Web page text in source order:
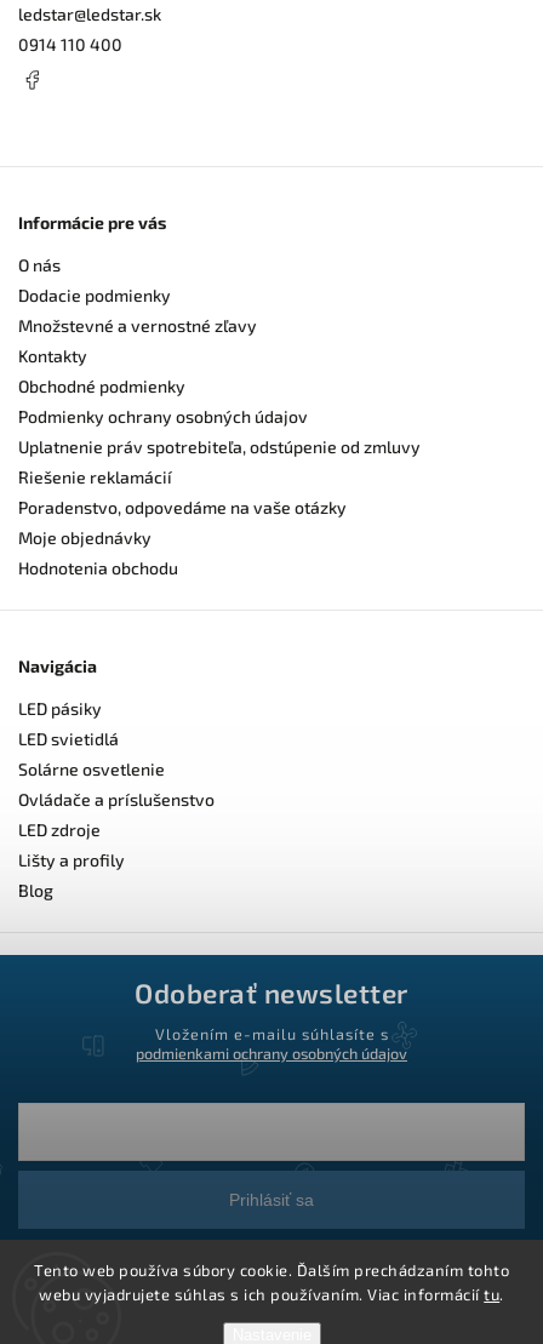
Tento web používa súbory cookie. Ďalším prechádzaním tohto
webu vyjadrujete súhlas s ich používaním. Viac informáciítu.
ledstar@ledstar.sk
0914 110 400
Informácie pre vás
O nás
Dodacie podmienky
Množstevné a vernostné zľavy
Kontakty
Obchodné podmienky
Podmienky ochrany osobných údajov
Uplatnenie práv spotrebiteľa, odstúpenie od zmluvy
Riešenie reklamácií
Poradenstvo, odpovedáme na vaše otázky
Moje objednávky
Hodnotenia obchodu
Navigácia
LED pásiky
LED svietidlá
Solárne osvetlenie
Ovládače a príslušenstvo
LED zdroje
Lišty a profily
Blog
Odoberať newsletter
Vložením e-mailu súhlasíte s
podmienkami ochrany osobných údajov
Prihlásiť sa